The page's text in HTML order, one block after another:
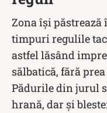
Zona își
timpuri regulile
astfel lăsând
sălbatică, fără
Pădurile din jurul
hrană, dar și